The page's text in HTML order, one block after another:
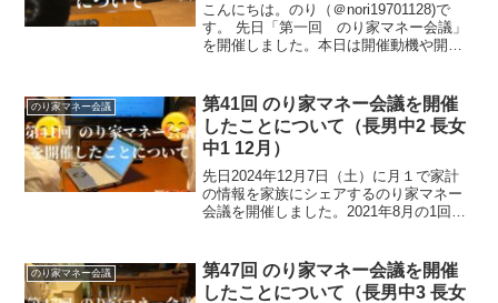
こんにちは。のり（＠nori19701128)で
す。 先日「第一回 のり家マネー会議」
を開催しました。本日は開催動機や開催
考えを聞くことができ、有意義な会だっ
たと手ご...
のり家マネー会議
第41回 のり家マネー会議を開催
したことについて（長男中2 長女
中1 12月）
先日2024年12月7日（土）に月１で家計
の情報を家族にシェアするのり家マネー
会議を開催しました。2021年8月の1回目
話し合いができ、また家族が犯罪に巻き
込まれな...
のり家マネー会議
第47回 のり家マネー会議を開催
したことについて（長男中3 長女